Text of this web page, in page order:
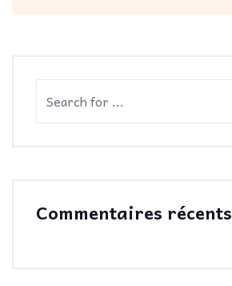
Commentaires récents